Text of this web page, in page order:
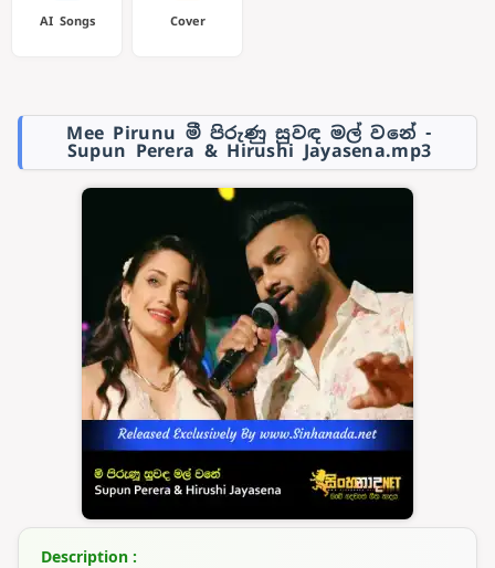
AI Songs Cover
Mee Pirunu මී පිරුණු සුවඳ මල් වනේ -
Supun Perera & Hirushi Jayasena.mp3
Description :